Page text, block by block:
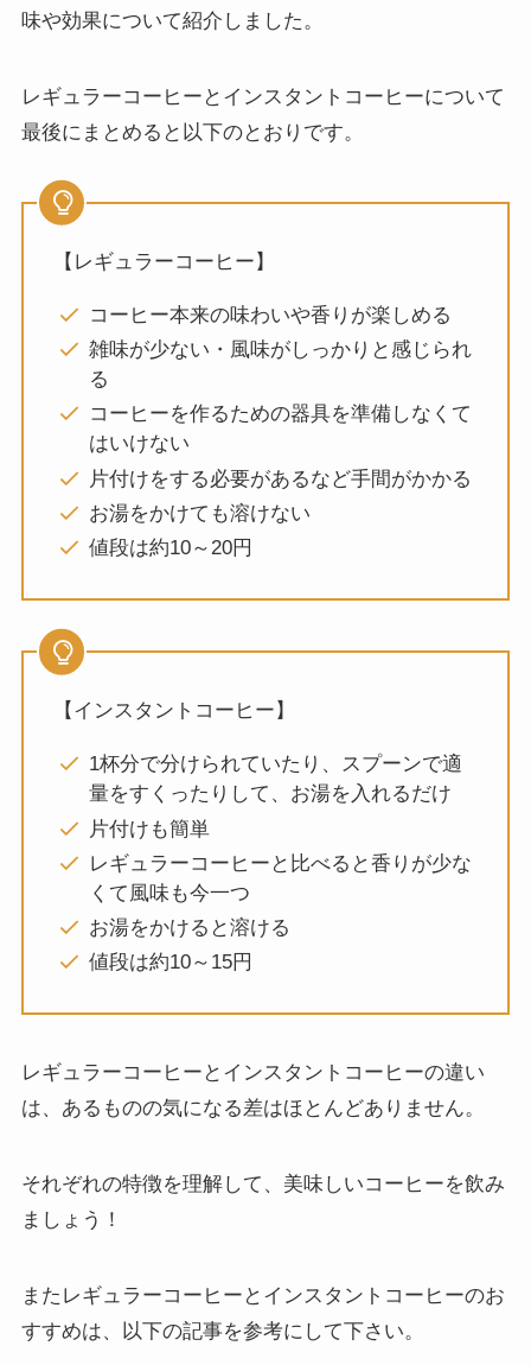
味や効果について紹介しました。
レギュラーコーヒーとインスタントコーヒーについて
最後にまとめると以下のとおりです。
【レギュラーコーヒー】
コーヒー本来の味わいや香りが楽しめる
雑味が少ない・風味がしっかりと感じられ
る
コーヒーを作るための器具を準備しなくて
はいけない
片付けをする必要があるなど手間がかかる
お湯をかけても溶けない
値段は約10～20円
【インスタントコーヒー】
1杯分で分けられていたり、スプーンで適
量をすくったりして、お湯を入れるだけ
片付けも簡単
レギュラーコーヒーと比べると香りが少な
くて風味も今一つ
お湯をかけると溶ける
値段は約10～15円
レギュラーコーヒーとインスタントコーヒーの違い
は、あるものの気になる差はほとんどありません。
それぞれの特徴を理解して、美味しいコーヒーを飲み
ましょう！
またレギュラーコーヒーとインスタントコーヒーのお
すすめは、以下の記事を参考にして下さい。